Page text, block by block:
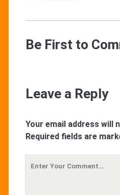
Be First to
Leave a Reply
Your email address will
Required fields are